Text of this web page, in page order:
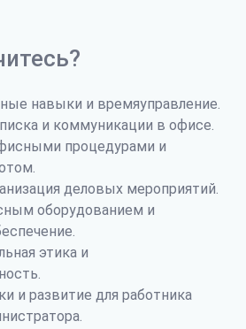
навыки и времяуправление.
и коммуникации в офисе.
процедурами и
деловых мероприятий.
оборудованием и
этика и
и развитие для работника